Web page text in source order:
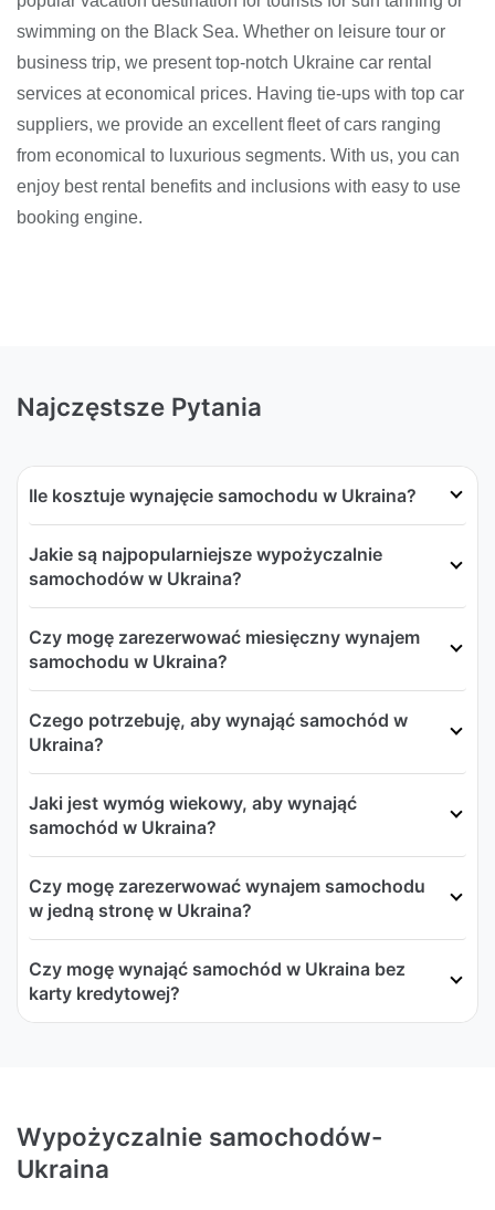
swimming on the Black Sea. Whether on leisure tour or
business trip, we present top-notch Ukraine car rental
services at economical prices. Having tie-ups with top car
suppliers, we provide an excellent fleet of cars ranging
from economical to luxurious segments. With us, you can
enjoy best rental benefits and inclusions with easy to use
booking engine.
Najczęstsze Pytania
Ile kosztuje wynajęcie samochodu w Ukraina?
Jakie są najpopularniejsze wypożyczalnie
samochodów w Ukraina?
Czy mogę zarezerwować miesięczny wynajem
samochodu w Ukraina?
Czego potrzebuję, aby wynająć samochód w
Ukraina?
Jaki jest wymóg wiekowy, aby wynająć
samochód w Ukraina?
Czy mogę zarezerwować wynajem samochodu
w jedną stronę w Ukraina?
Czy mogę wynająć samochód w Ukraina bez
karty kredytowej?
Wypożyczalnie samochodów-
Ukraina